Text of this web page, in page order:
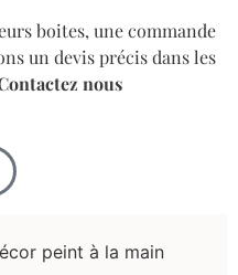
boites, une commande
un devis précis dans les
nous